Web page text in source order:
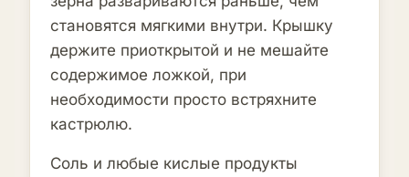
становятся мягкими внутри. Крышку
держите приоткрытой и не мешайте
содержимое ложкой, при
необходимости просто встряхните
кастрюлю.
Соль и любые кислые продукты